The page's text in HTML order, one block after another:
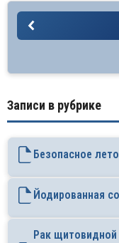
Записи в рубрике
Безопасное лето
Йодированная
Рак